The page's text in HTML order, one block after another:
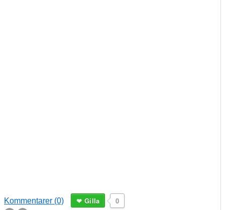
Kommentarer (0) 0
Gilla